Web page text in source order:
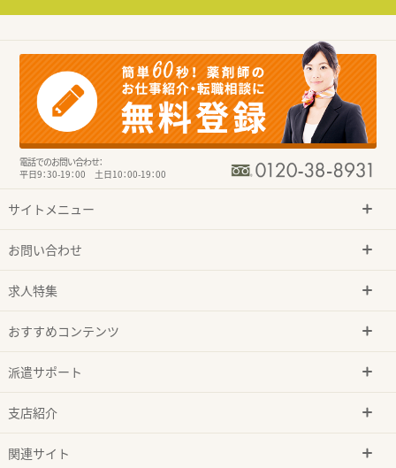
電話でのお問い合わせ：
平日9：30-19：00 土日10：00-19：00
サイトメニュー
お問い合わせ
求人特集
おすすめコンテンツ
派遣サポート
支店紹介
関連サイト